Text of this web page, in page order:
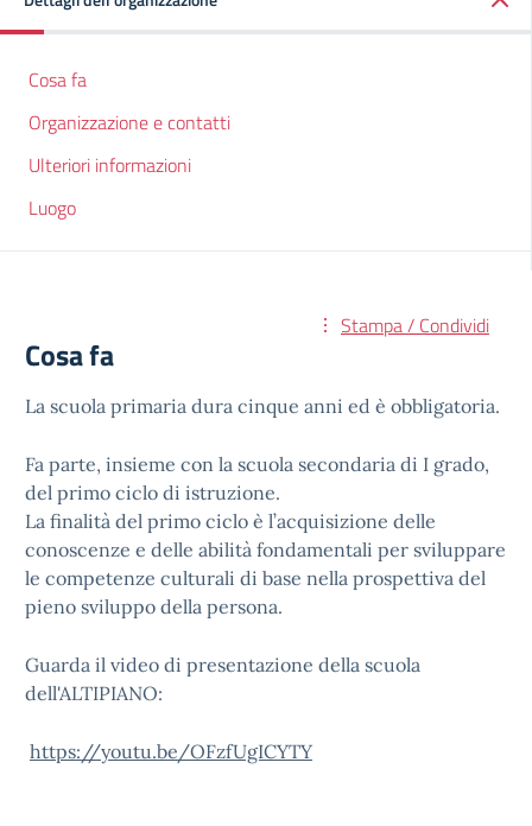
Cosa fa
Organizzazione e contatti
Ulteriori informazioni
Luogo
Stampa / Condividi
Cosa fa
La scuola primaria dura cinque anni ed è obbligatoria.
Fa parte, insieme con la scuola secondaria di I grado,
del primo ciclo di istruzione.
La finalità del primo ciclo è l’acquisizione delle
conoscenze e delle abilità fondamentali per sviluppare
le competenze culturali di base nella prospettiva del
pieno sviluppo della persona.
Guarda il video di presentazione della scuola
dell'ALTIPIANO:
https://youtu.be/OFzfUgICYTY